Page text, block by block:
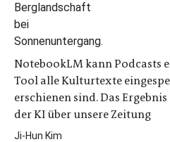
NotebookLM kann Podcasts
Tool alle Kulturtexte
erschienen sind. Das
der KI über unsere Zeitung
Ji-Hun Kim